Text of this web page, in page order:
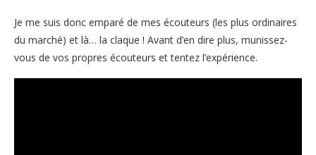
Je me suis donc emparé de mes écouteurs (les plus ordinaires
du marché) et là… la claque ! Avant d’en dire plus, munissez-
vous de vos propres écouteurs et tentez l’expérience.